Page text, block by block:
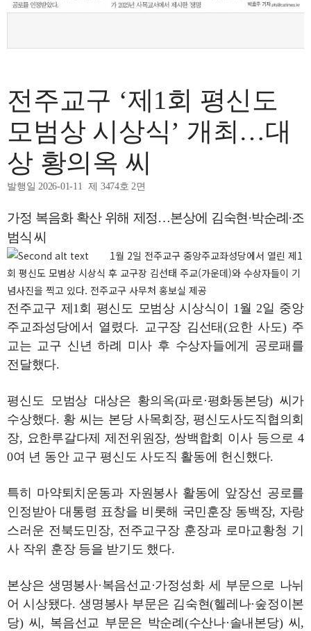
전주교구 ‘제1회 평신도
모범상 시상식’ 개최…대
상 황의옥 씨
발행일 2026-01-11 제 3474호 2면
가정 복음화 확산 위해 제정…본상에 김숙현·박순례·조
범식 씨
1월 2일 전주교구 중앙주교좌성당에서 열린 제1
회 평신도 모범상 시상식 후 교구장 김선태 주교(가운데)와 수상자들이 기
념사진을 찍고 있다. 전주교구 사무처 홍보실 제공
전주교구 제1회 평신도 모범상 시상식이 1월 2일 중앙
주교좌성당에서 열렸다. 교구장 김선태(요한 사도) 주
교는 교구 신년 하례 미사 후 수상자들에게 공로패를
전달했다.
평신도 모범상 대상은 황의옥(파로·평화동본당) 씨가
수상했다. 황 씨는 본당 사목회장, 평신도사도직협의회
장, 요한루갈다제 제전위원장, 쌍백합회 이사 등으로 4
0여 년 동안 교구 평신도 사도직 활동에 헌신했다.
특히 마약퇴치운동과 자원봉사 활동에 앞장선 공로를
인정받아 대통령 표창을 비롯해 국민훈장 동백장, 자랑
스러운 전북도민장, 전주교구장 훈장과 로마교황청 기
사 작위 훈장 등을 받기도 했다.
본상은 생명봉사·복음선교·가정성화 세 부문으로 나뉘
어 시상됐다. 생명봉사 부문은 김숙현(헬레나·숲정이본
당) 씨, 복음선교 부문은 박순례(수산나·솔내본당) 씨,